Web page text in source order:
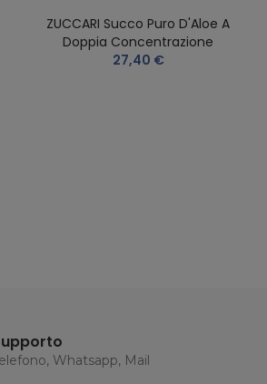
ZUCCARI Succo Puro D'Aloe A
Doppia Concentrazione
27,40 €
Whatsapp, Mail